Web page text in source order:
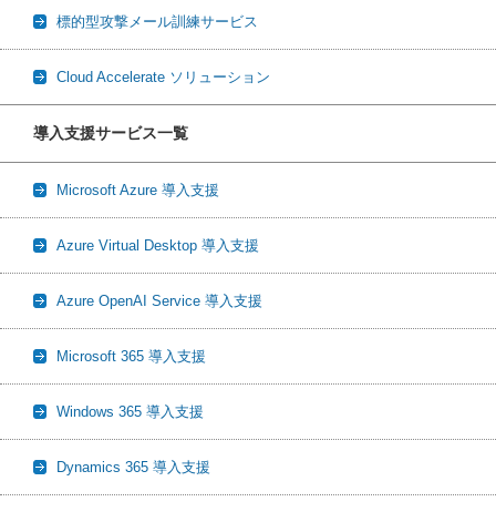
標的型攻撃メール訓練サービス
Cloud Accelerate ソリューション
導入支援サービス一覧
Microsoft Azure 導入支援
Azure Virtual Desktop 導入支援
Azure OpenAI Service 導入支援
Microsoft 365 導入支援
Windows 365 導入支援
Dynamics 365 導入支援